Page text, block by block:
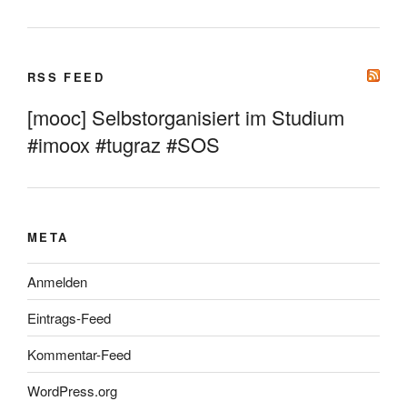
RSS FEED
[mooc] Selbstorganisiert im Studium
#imoox #tugraz #SOS
META
Anmelden
Eintrags-Feed
Kommentar-Feed
WordPress.org